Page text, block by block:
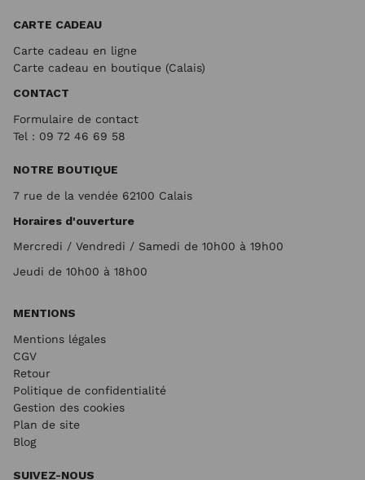
CARTE CADEAU
Carte cadeau en ligne
Carte cadeau en boutique (Calais)
CONTACT
Formulaire de contact
Tel : 09 72 46 69 58
NOTRE BOUTIQUE
7 rue de la vendée 62100 Calais
Horaires d'ouverture
Mercredi / Vendredi / Samedi de 10h00 à 19h00
Jeudi de 10h00 à 18h00
MENTIONS
Mentions légales
CGV
Retour
Politique de confidentialité
Gestion des cookies
Plan de site
Blog
SUIVEZ-NOUS